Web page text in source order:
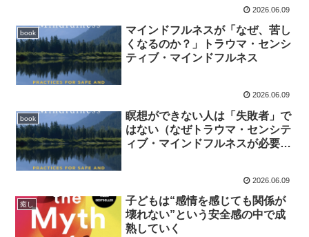
2026.06.09
book
マインドフルネスが「なぜ、苦し
くなるのか？」トラウマ・センシ
ティブ・マインドフルネス
2026.06.09
book
瞑想ができない人は「失敗者」で
はない（なぜトラウマ・センシテ
ィブ・マインドフルネスが必要な
2026.06.09
癒し
子どもは“感情を感じても関係が
壊れない”という安全感の中で成
熟していく